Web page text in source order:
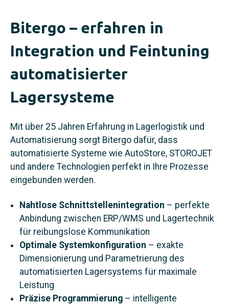
Bitergo – erfahren in
Integration und Feintuning
automatisierter
Lagersysteme
Mit über 25 Jahren Erfahrung in Lagerlogistik und
Automatisierung sorgt Bitergo dafür, dass
automatisierte Systeme wie AutoStore, STOROJET
und andere Technologien perfekt in Ihre Prozesse
eingebunden werden.
Nahtlose Schnittstellenintegration – perfekte
Anbindung zwischen ERP/WMS und Lagertechnik
für reibungslose Kommunikation
Optimale Systemkonfiguration – exakte
Dimensionierung und Parametrierung des
automatisierten Lagersystems für maximale
Leistung
Präzise Programmierung– intelligente